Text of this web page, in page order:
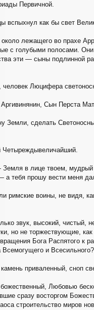
Первичной.
вспыхнул как бы свет
лежащего во прахе
с голубыми полосами.
эти — сыны подлинной
Люцифера
Сын Перста
сделать
Четыреждывеличайший.
в лице твоем, мудрый
тебя прошу вести меня
римские воины, не видя,
звук, высокий,
но не торжествующие,
Бога Распятого к
и Всесильного?
приваленный, сноп
Любовью
сразу восторгом
строительство миров